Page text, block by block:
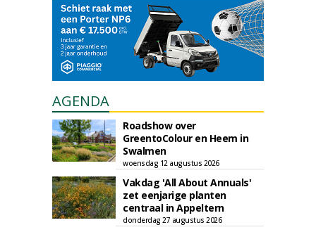
AGENDA
Roadshow over
GreentoColour en Heem in
Swalmen
woensdag 12 augustus 2026
Vakdag 'All About Annuals'
zet eenjarige planten
centraal in Appeltern
donderdag 27 augustus 2026